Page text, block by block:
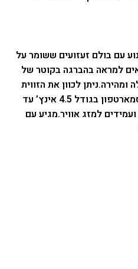
עם בולם זעזועים ששומר על
למראה בהברגה בקוטר של
ומהירה.ניתן לכוון את הזווית
מתאים לסמארטפון בגודל 4.5 אינץ’ עד
למזג אוויר.מגיע עם